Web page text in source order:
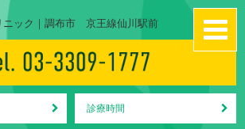
診療時間